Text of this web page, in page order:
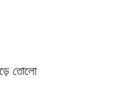
তোলো